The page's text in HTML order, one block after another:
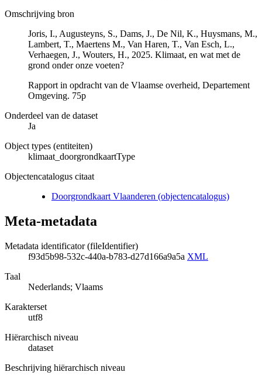
Omschrijving bron
Joris, I., Augusteyns, S., Dams, J., De Nil, K., Huysmans, M.,
Lambert, T., Maertens M., Van Haren, T., Van Esch, L.,
Verhaegen, J., Wouters, H., 2025. Klimaat, en wat met de
grond onder onze voeten?
Rapport in opdracht van de Vlaamse overheid, Departement
Omgeving. 75p
Onderdeel van de dataset
Ja
Object types (entiteiten)
klimaat_doorgrondkaartType
Objectencatalogus citaat
Doorgrondkaart Vlaanderen (objectencatalogus)
Meta-metadata
Metadata identificator (fileIdentifier)
f93d5b98-532c-440a-b783-d27d166a9a5a XML
Taal
Nederlands; Vlaams
Karakterset
utf8
Hiërarchisch niveau
dataset
Beschrijving hiërarchisch niveau